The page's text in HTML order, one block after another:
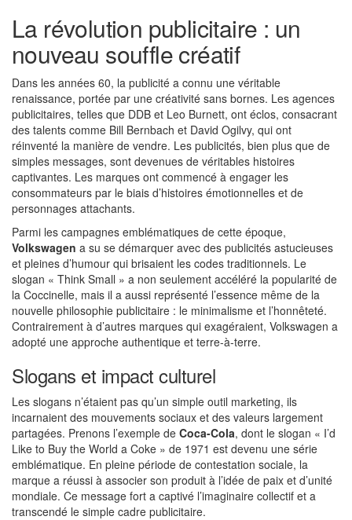
La révolution publicitaire : un
nouveau souffle créatif
Dans les années 60, la publicité a connu une véritable
renaissance, portée par une créativité sans bornes. Les agences
publicitaires, telles que DDB et Leo Burnett, ont éclos, consacrant
des talents comme Bill Bernbach et David Ogilvy, qui ont
réinventé la manière de vendre. Les publicités, bien plus que de
simples messages, sont devenues de véritables histoires
captivantes. Les marques ont commencé à engager les
consommateurs par le biais d’histoires émotionnelles et de
personnages attachants.
Parmi les campagnes emblématiques de cette époque,
Volkswagen a su se démarquer avec des publicités astucieuses
et pleines d’humour qui brisaient les codes traditionnels. Le
slogan « Think Small » a non seulement accéléré la popularité de
la Coccinelle, mais il a aussi représenté l’essence même de la
nouvelle philosophie publicitaire : le minimalisme et l’honnêteté.
Contrairement à d’autres marques qui exagéraient, Volkswagen a
adopté une approche authentique et terre-à-terre.
Slogans et impact culturel
Les slogans n’étaient pas qu’un simple outil marketing, ils
incarnaient des mouvements sociaux et des valeurs largement
partagées. Prenons l’exemple de Coca-Cola, dont le slogan « I’d
Like to Buy the World a Coke » de 1971 est devenu une série
emblématique. En pleine période de contestation sociale, la
marque a réussi à associer son produit à l’idée de paix et d’unité
mondiale. Ce message fort a captivé l’imaginaire collectif et a
transcendé le simple cadre publicitaire.